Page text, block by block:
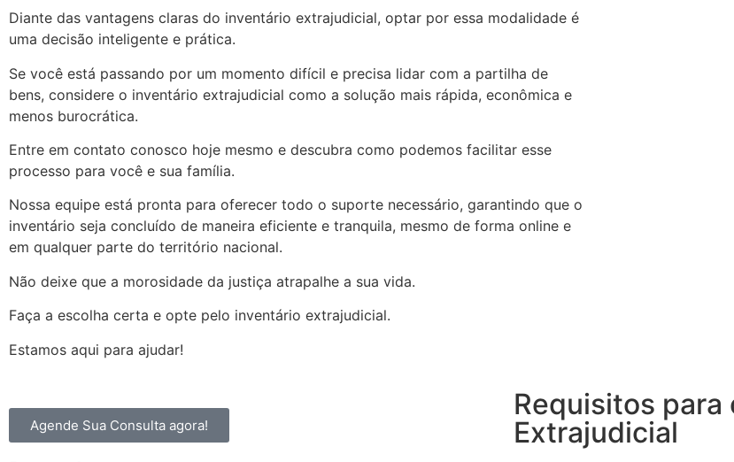
Diante das vantagens claras do inventário extrajudicial, optar por essa modalidade é
uma decisão inteligente e prática.
Se você está passando por um momento difícil e precisa lidar com a partilha de
bens, considere o inventário extrajudicial como a solução mais rápida, econômica e
menos burocrática.
Entre em contato conosco hoje mesmo e descubra como podemos facilitar esse
processo para você e sua família.
Nossa equipe está pronta para oferecer todo o suporte necessário, garantindo que o
inventário seja concluído de maneira eficiente e tranquila, mesmo de forma online e
em qualquer parte do território nacional.
Não deixe que a morosidade da justiça atrapalhe a sua vida.
Faça a escolha certa e opte pelo inventário extrajudicial.
Estamos aqui para ajudar!
Agende Sua Consulta agora!
Requisitos para
Extrajudicial